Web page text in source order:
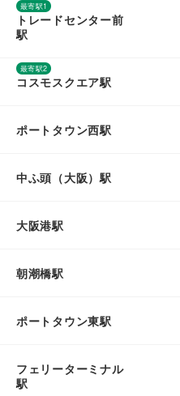
最寄駅1
トレードセンター前
駅
最寄駅2
コスモスクエア駅
ポートタウン西駅
中ふ頭（大阪）駅
大阪港駅
朝潮橋駅
ポートタウン東駅
フェリーターミナル
駅